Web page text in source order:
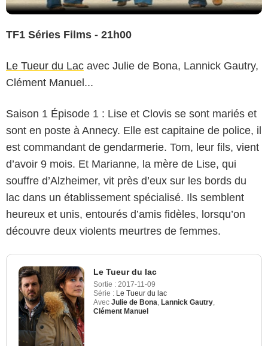
TF1 Séries Films - 21h00
Le Tueur du Lac avec Julie de Bona, Lannick Gautry,
Clément Manuel...
Saison 1 Épisode 1 : Lise et Clovis se sont mariés et
sont en poste à Annecy. Elle est capitaine de police, il
est commandant de gendarmerie. Tom, leur fils, vient
d’avoir 9 mois. Et Marianne, la mère de Lise, qui
souffre d’Alzheimer, vit près d’eux sur les bords du
lac dans un établissement spécialisé. Ils semblent
heureux et unis, entourés d’amis fidèles, lorsqu’on
découvre deux violents meurtres de femmes.
Le Tueur du lac
Sortie : 2017-11-09
Série : Le Tueur du lac
Avec Julie de Bona, Lannick Gautry,
Clément Manuel